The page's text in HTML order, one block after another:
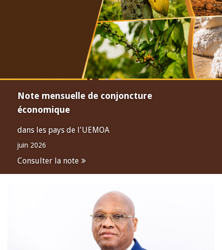
Note mensuelle de conjoncture
économique
dans les pays de l'UEMOA
juin 2026
Consulter la note